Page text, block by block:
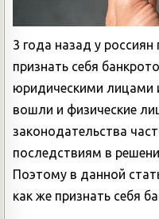
3 года назад у
признать себя
юридическими лицами
вошли и физические
законодательства
последствиям в
Поэтому в данной
как же признать себя